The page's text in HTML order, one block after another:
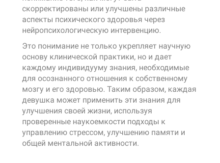
скорректированы или улучшены различные
аспекты психического здоровья через
нейропсихологическую интервенцию.
Это понимание не только укрепляет научную
основу клинической практики, но и дает
каждому индивидууму знания, необходимые
для осознанного отношения к собственному
мозгу и его здоровью. Таким образом, каждая
девушка может применить эти знания для
улучшения своей жизни, используя
проверенные наукоемкости подходы к
управлению стрессом, улучшению памяти и
общей ментальной активности.